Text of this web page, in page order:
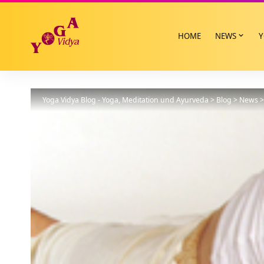
HOME NEWS
Yoga Vidya Blog - Yoga, Meditation und Ayurveda>Blog>News